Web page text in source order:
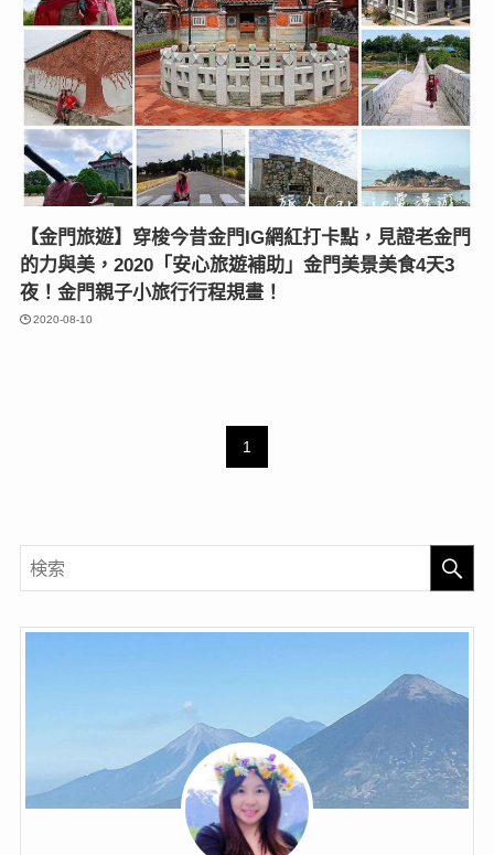
【金門旅遊】穿梭今昔金門IG網紅打卡點，見證老金門
的力與美，2020「安心旅遊補助」金門美景美食4天3
夜！金門親子小旅行行程規畫！
2020-08-10
1